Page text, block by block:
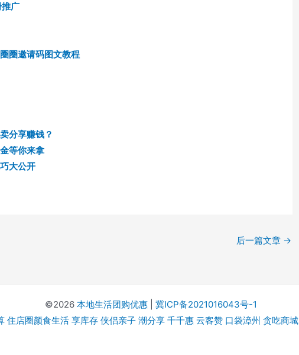
广
圈邀请码图文教程
分享赚钱？
等你来拿
大公开
后一篇文章 →
©2026 本地生活团购优惠| 冀ICP备2021016043号-1
住店圈颜食生活 享库存 侠侣亲子 潮分享 千千惠 云客赞 口袋漳州 贪吃商城